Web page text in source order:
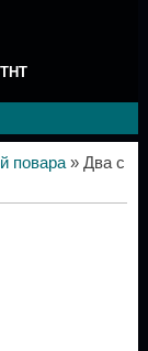
повара» Два с